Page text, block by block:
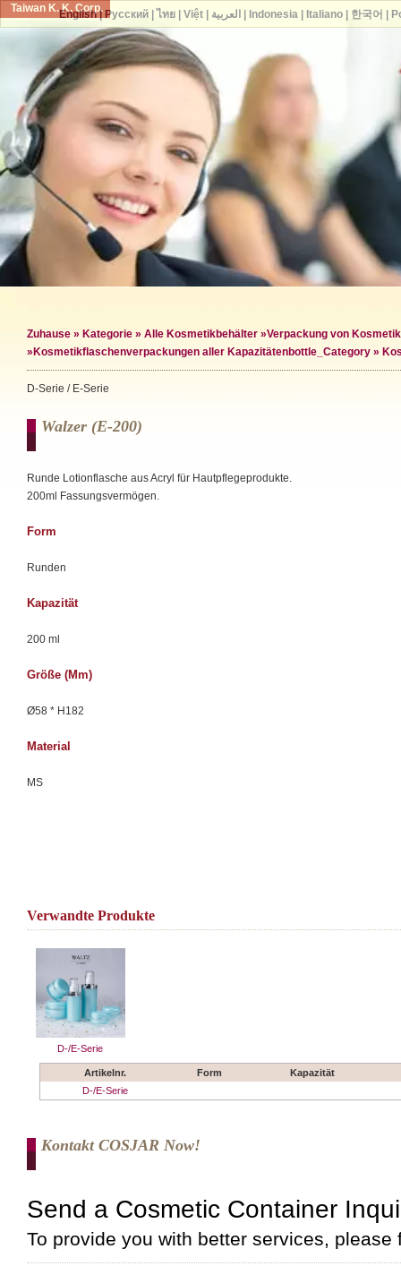
Taiwan K. K. Corp.
Zuhause » Kategorie » Alle Kosmetikbehälter »Verpackung von
» Kosmetikflaschenverpackungen aller Kapazitätenbottle_Category »
D-Serie / E-Serie
Walzer (e-200)
Runde Lotionflasche aus Acryl für Hautpflegeprodukte.
200ml Fassungsvermögen.
Form
Runden
Kapazität
200 ml
Größe (mm)
Ø58 * H182
Material
MS
Verwandte Produkte
D-/E-Serie
Artikelnr. Form
Kapazität
D-/E-Serie
Kontakt COSJAR Now!
English| Русский| ไทย| Việt| العربية Indonesia| Italiano| 한국어